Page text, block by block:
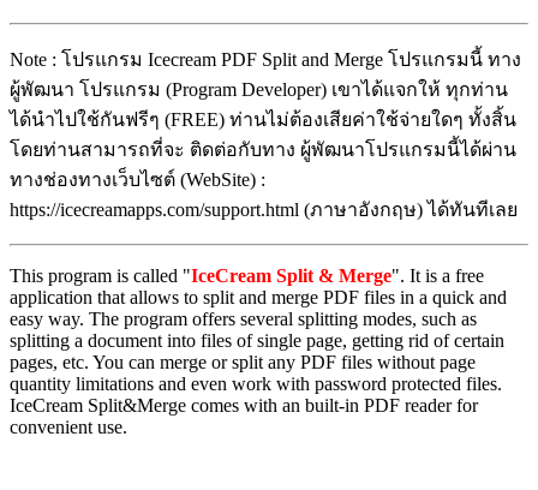
Note : โปรแกรม Icecream PDF Split and Merge โปรแกรมนี้ ทาง
ผู้พัฒนา โปรแกรม (Program Developer) เขาได้แจกให้ ทุกท่าน
ได้นำไปใช้กันฟรีๆ (FREE) ท่านไม่ต้องเสียค่าใช้จ่ายใดๆ ทั้งสิ้น
โดยท่านสามารถที่จะ ติดต่อกับทาง ผู้พัฒนาโปรแกรมนี้ได้ผ่าน
ทางช่องทางเว็บไซต์ (WebSite) :
https://icecreamapps.com/support.html (ภาษาอังกฤษ) ได้ทันทีเลย
This program is called "IceCream Split & Merge". It is a free
application that allows to split and merge PDF files in a quick and
easy way. The program offers several splitting modes, such as
splitting a document into files of single page, getting rid of certain
pages, etc. You can merge or split any PDF files without page
quantity limitations and even work with password protected files.
IceCream Split&Merge comes with an built-in PDF reader for
convenient use.